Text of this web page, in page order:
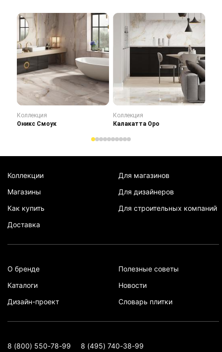
Коллекция
Оникс Смоук
Коллекция
Калакатта Оро
Коллекции
Магазины
Как купить
Доставка
Для магазинов
Для дизайнеров
Для строительных компаний
О бренде
Каталоги
Дизайн-проект
Полезные советы
Новости
Словарь плитки
8 (800) 550-78-99 8 (495) 740-38-99